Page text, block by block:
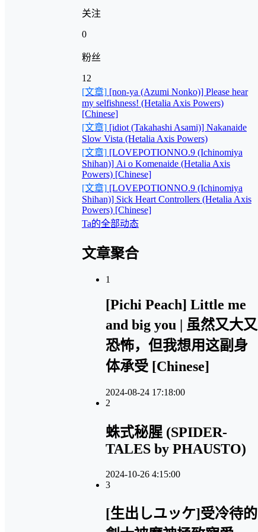
关注
0
粉丝
12
[文章] [non-ya (Azumi Nonko)] Please hear
my selfishness! (Hetalia Axis Powers)
[Chinese]
[文章] [idiot (Takahashi Asami)] Nakanaide
Slow Vista (Hetalia Axis Powers)
[文章] [LOVEPOTIONNO.9 (Ichinomiya
Shihan)] Ai o Komenaide (Hetalia Axis
Powers) [Chinese]
[文章] [LOVEPOTIONNO.9 (Ichinomiya
Shihan)] Sick Heart Controllers (Hetalia Axis
Powers) [Chinese]
Ta的全部动态
文章聚合
1
[Pichi Peach] Little me
and big you | 虽然又大又
恐怖，但我想用这副身
体承受 [Chinese]
2024-08-24 17:18:00
2
蛛式秘腥 (SPIDER-
TALES by PHAUSTO)
2024-10-26 4:15:00
3
[生出しユッケ]受冷待的